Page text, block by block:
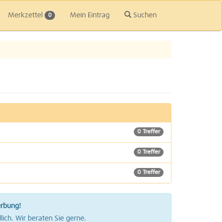
Merkzettel 0 Mein Eintrag Suchen
0 Treffer
0 Treffer
0 Treffer
0 Treffer
Wir beraten Sie gerne.